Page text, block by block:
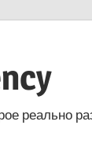
реально